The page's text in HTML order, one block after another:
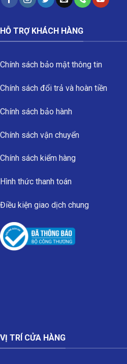
HỖ TRỢ KHÁCH HÀNG
Chính sách bảo mật thông tin
Chính sách đổi trả và hoàn tiền
Chính sách bảo hành
Chính sách vận chuyển
Chính sách kiểm hàng
Hình thức thanh toán
Điều kiện giao dịch chung
VỊ TRÍ CỬA HÀNG